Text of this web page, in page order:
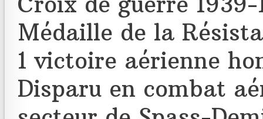
Médaille de la
1 victoire aérienne
Disparu en combat